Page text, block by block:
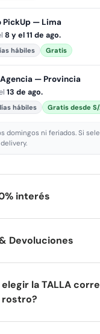
PickUp — Lima
8 y el 11 de ago.
hábiles Gratis
— Provincia
13 de ago.
hábiles Gratis desde S/
domingos ni feriados. Si
interés
Devoluciones
elegir la TALLA
rostro?